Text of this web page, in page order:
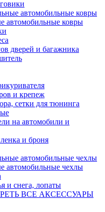
автомобильные ковры
автомобильные ковры
дверей и багажника
и крепеж
сетки для тюнинга
на автомобили и
и броня
автомобильные чехлы
автомобильные чехлы
и снега, лопаты
ВСЕ АКСЕССУАРЫ